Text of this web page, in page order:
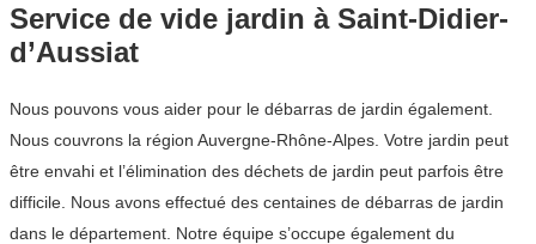
Service de vide jardin à Saint-Didier-
d’Aussiat
Nous pouvons vous aider pour le débarras de jardin également.
Nous couvrons la région Auvergne-Rhône-Alpes. Votre jardin peut
être envahi et l’élimination des déchets de jardin peut parfois être
difficile. Nous avons effectué des centaines de débarras de jardin
dans le département. Notre équipe s’occupe également du